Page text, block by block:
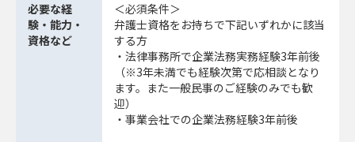
必要な経
験・能力・
資格など
＜必須条件＞
弁護士資格をお持ちで下記いずれかに該当
する方
・法律事務所で企業法務実務経験3年前後
（※3年未満でも経験次第で応相談となり
ます。また一般民事のご経験のみでも歓
迎）
・事業会社での企業法務経験3年前後